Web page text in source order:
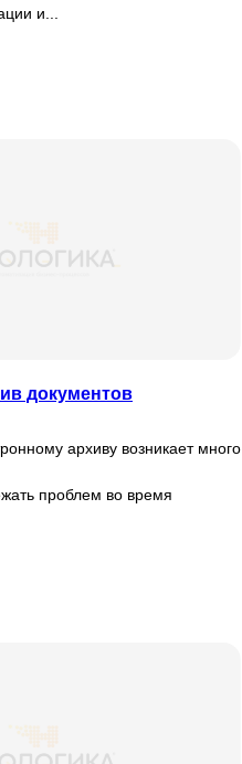
и...
документов
архиву возникает много
проблем во время